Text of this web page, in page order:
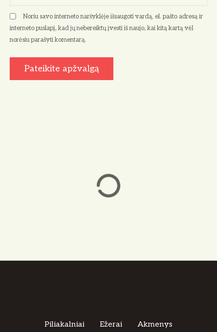
Noriu savo interneto naršyklėje išsaugoti vardą, el. pašto adresą ir
interneto puslapį, kad jų nebereiktų įvesti iš naujo, kai kitą kartą vėl
norėsiu parašyti komentarą.
Piliakalniai Ežerai Akmenys